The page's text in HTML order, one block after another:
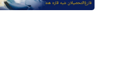
تأمین کالاهای اساسی برای ماه‌ها؛